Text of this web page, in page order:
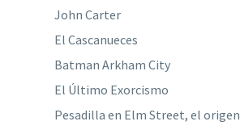
John Carter
El Cascanueces
Batman Arkham City
El Último Exorcismo
Pesadilla en Elm Street, el origen